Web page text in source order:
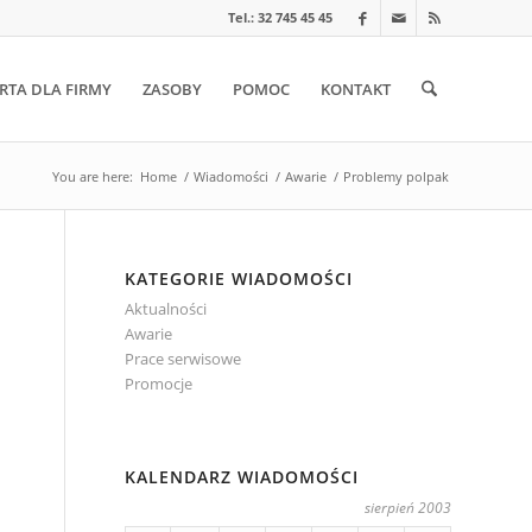
Tel.: 32 745 45 45
DLA FIRMY ZASOBY POMOC KONTAKT
You are here: Home / Wiadomości / Awarie / Problemy polpak
KATEGORIE WIADOMOŚCI
Aktualności
Awarie
Prace serwisowe
Promocje
KALENDARZ WIADOMOŚCI
sierpień 2003